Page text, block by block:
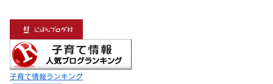
子育て情報ランキング